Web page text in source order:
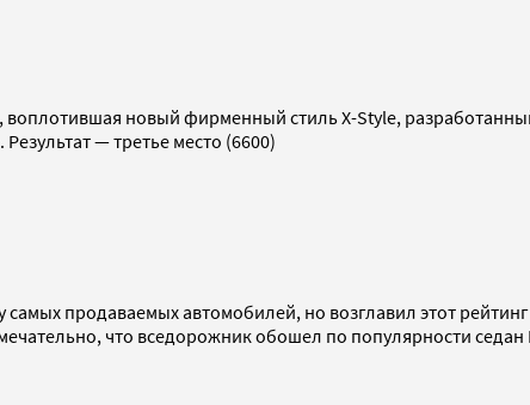
новый фирменный стиль X-Style,
— третье место (6600)
продаваемых автомобилей, но возглавил этот
что вседорожник обошел по популярности седан